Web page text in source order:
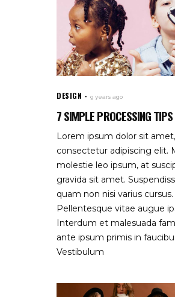
DESIGN 9 years ago
7 SIMPLE PROCESSING
Lorem ipsum dolor sit amet,
consectetur adipiscing elit.
molestie leo ipsum, at
gravida sit amet.
quam non nisi varius cursus.
Pellentesque vitae augue
Interdum et malesuada
ante ipsum primis in
Vestibulum